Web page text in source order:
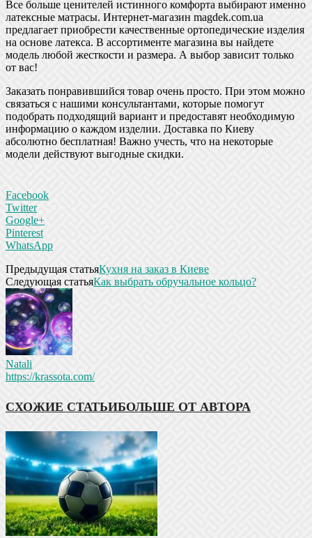
Все больше ценителей истинного комфорта выбирают именно
латексные матрасы. Интернет-магазин magdek.com.ua
предлагает приобрести качественные ортопедические изделия
на основе латекса. В ассортименте магазина вы найдете
модель любой жесткости и размера. А выбор зависит только
от вас!
Заказать понравившийся товар очень просто. При этом можно
связаться с нашими консультантами, которые помогут
подобрать подходящий вариант и предоставят необходимую
информацию о каждом изделии. Доставка по Киеву
абсолютно бесплатная! Важно учесть, что на некоторые
модели действуют выгодные скидки.
Facebook
Twitter
Google+
Pinterest
WhatsApp
Предыдущая статьяКухня на заказ в Киеве
Следующая статьяКак выбрать обручальное кольцо?
Natali
https://krassota.com/
СХОЖИЕ СТАТЬИБОЛЬШЕ ОТ АВТОРА